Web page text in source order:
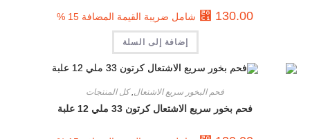
⃁ 130.00 شامل ضريبة القيمة المضافة 15 %
إضافة إلى السلة
فحم البخور سريع الاشتعال,كل المنتجات
فحم بخور سريع الاشتعال كرتون 33 ملي 12 علبة